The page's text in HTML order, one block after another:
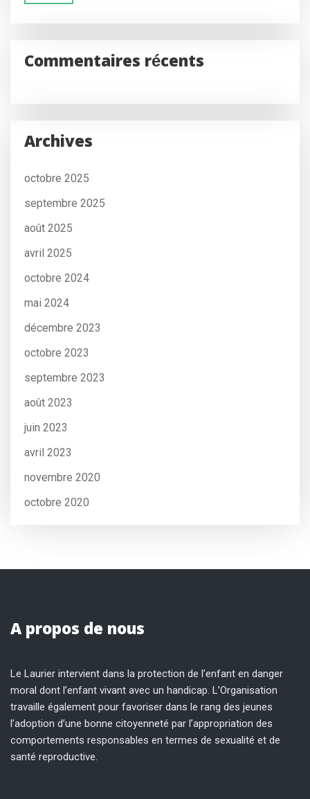
Commentaires récents
Archives
octobre 2025
septembre 2025
août 2025
avril 2025
octobre 2024
mai 2024
décembre 2023
octobre 2023
septembre 2023
août 2023
juin 2023
avril 2023
novembre 2020
octobre 2020
A propos de nous
Le Laurier intervient dans la protection de l’enfant en danger
moral dont l’enfant vivant avec un handicap. L’Organisation
travaille également pour favoriser dans le rang des jeunes
l’adoption d’une bonne citoyenneté par l’appropriation des
comportements responsables en termes de sexualité et de
santé reproductive.